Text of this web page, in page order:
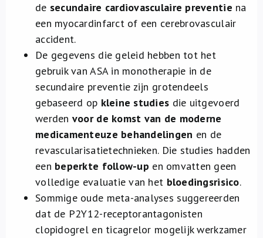
de secundaire cardiovasculaire preventie na
een myocardinfarct of een cerebrovasculair
accident.
De gegevens die geleid hebben tot het
gebruik van ASA in monotherapie in de
secundaire preventie zijn grotendeels
gebaseerd op kleine studies die uitgevoerd
werden voor de komst van de moderne
medicamenteuze behandelingen en de
revascularisatietechnieken. Die studies hadden
een beperkte follow-up en omvatten geen
volledige evaluatie van het bloedingsrisico.
Sommige oude meta-analyses suggereerden
dat de P2Y12-receptorantagonisten
clopidogrel en ticagrelor mogelijk werkzamer